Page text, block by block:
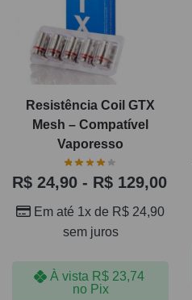
Resistência Coil GTX
Mesh – Compatível
Vaporesso
R$ 24,90 - R$ 129,00
Em até 1x de R$ 24,90
sem juros
À vista R$23,74
no Pix